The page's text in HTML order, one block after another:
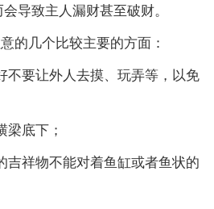
导致主人漏财甚至破财。
的几个比较主要的方面：
不要让外人去摸、玩弄等，以免
梁底下；
吉祥物不能对着鱼缸或者鱼状的